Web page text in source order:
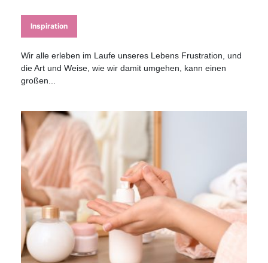
Inspiration
Wir alle erleben im Laufe unseres Lebens Frustration, und
die Art und Weise, wie wir damit umgehen, kann einen
großen...